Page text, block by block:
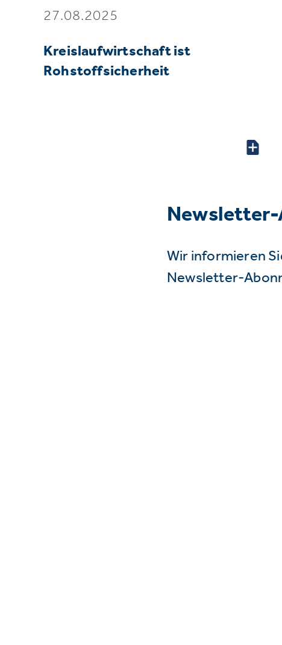
27.08.2025
Kreislaufwirtschaft ist
Rohstoffsicherheit
Wir informieren
Newsletter-